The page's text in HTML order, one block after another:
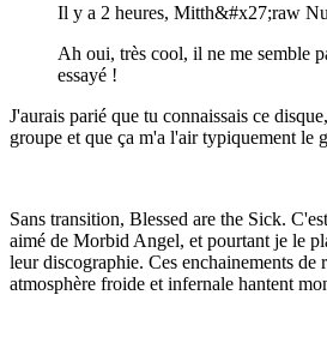
Il y a 2 heures, Mitth&#x27;raw
Ah oui, très cool, il ne me semble
essayé !
J'aurais parié que tu connaissais ce
groupe et que ça m'a l'air typiquement le
Sans transition, Blessed are the Sick.
aimé de Morbid Angel, et pourtant je le
leur discographie. Ces enchainements de
atmosphère froide et infernale hantent